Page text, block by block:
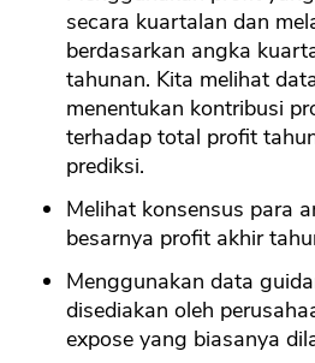
secara kuartalan dan
berdasarkan angka
tahunan. Kita melihat
menentukan kontribusi
terhadap total profit
prediksi.
Melihat konsensus para
besarnya profit akhir
Menggunakan data
disediakan oleh
expose yang biasanya